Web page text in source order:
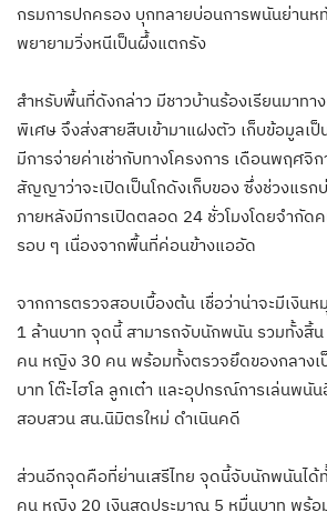
กรมการปกครอง บุกทลายบ่อนการพนันย่าน
พยายามวิ่งหนีเป็นผึ้งแตกรัง
สำหรับพื้นที่ดังกล่าว มีชาวบ้านร้องเรียนมาทา
พิเศษ จึงส่งสายสืบเข้ามาแฝงตัว เก็บข้อมูลเ
มีการจ่ายค่าเช่ากับทางโครงการ เดือนพฤศจิ
สัญญาว่าจะเปิดเป็นโกดังเก็บของ ซึ่งช่วงแร
ภายหลังมีการเปิดตลอด 24 ชั่วโมงโดยจำกัด
รอบ ๆ เนื่องจากพื้นที่ค่อนข้างแออัด
จากการตรวจสอบเบื้องต้น เชื่อว่าน่าจะมีเงินห
1 ล้านบาท จุดนี้ สามารถจับนักพนัน รวมทั้งสิ้
คน หญิง 30 คน พร้อมทั้งตรวจยึดของกลางเ
บาท โต๊ะไฮโล ลูกเต๋า และอุปกรณ์การเล่นพนั
สอบสวน สน.นิมิตรใหม่ ดำเนินคดี
ส่วนอีกจุดคือที่ย่านเสรีไทย จุดนี้จับนักพนันได้
คน หญิง 20 เงินสดประมาณ 5 หมื่นบาท พร้อ